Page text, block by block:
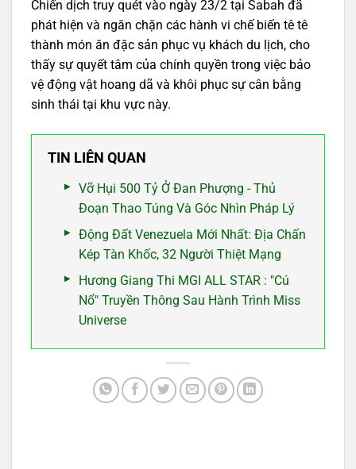
Chiến dịch truy quét vào ngày 23/2 tại Sabah đã
phát hiện và ngăn chặn các hành vi chế biến tê tê
thành món ăn đặc sản phục vụ khách du lịch, cho
thấy sự quyết tâm của chính quyền trong việc bảo
vệ động vật hoang dã và khôi phục sự cân bằng
sinh thái tại khu vực này.
TIN LIÊN QUAN
Vỡ Hụi 500 Tỷ Ở Đan Phượng - Thủ
Đoạn Thao Túng Và Góc Nhìn Pháp Lý
Động Đất Venezuela Mới Nhất: Địa Chấn
Kép Tàn Khốc, 32 Người Thiệt Mạng
Hương Giang Thi MGI ALL STAR : "Cú
Nổ" Truyền Thông Sau Hành Trình Miss
Universe